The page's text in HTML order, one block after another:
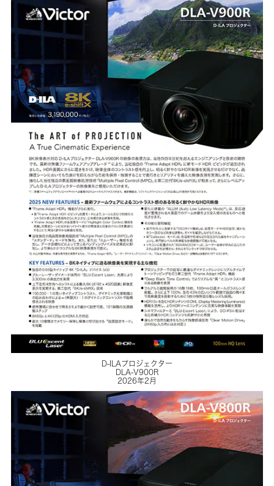
D-ILAプロジェクター
DLA-V900R
2026年2月